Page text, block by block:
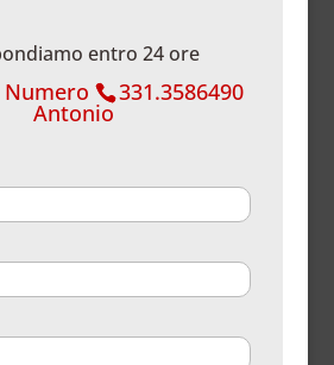
entro 24 ore
Numero 331.3586490
Antonio